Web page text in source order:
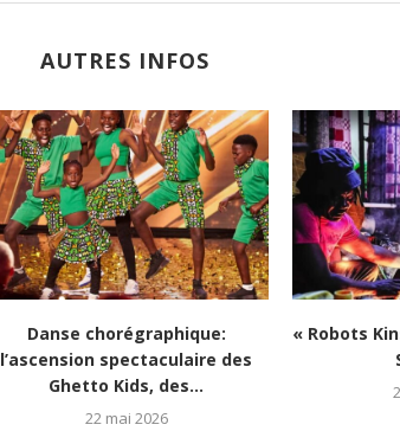
AUTRES INFOS
Danse chorégraphique :
Kinshasa s’apprête à célébrer
le...
22 mars 2026